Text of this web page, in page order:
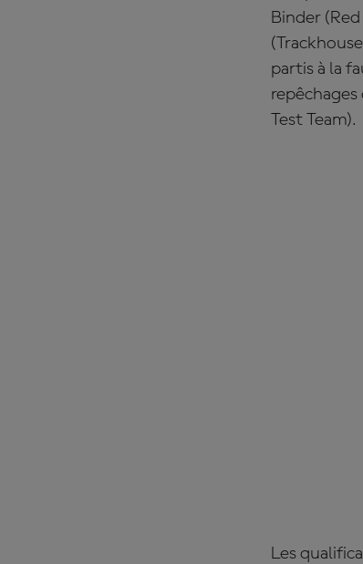
Binder
partis à la
Test Team).
Les